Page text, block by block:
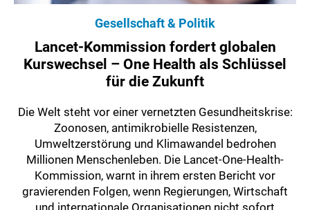
Gesellschaft & Politik
Lancet-Kommission fordert globalen
Kurswechsel – One Health als Schlüssel
für die Zukunft
Die Welt steht vor einer vernetzten Gesundheitskrise:
Zoonosen, antimikrobielle Resistenzen,
Umweltzerstörung und Klimawandel bedrohen
Millionen Menschenleben. Die Lancet-One-Health-
Kommission, warnt in ihrem ersten Bericht vor
gravierenden Folgen, wenn Regierungen, Wirtschaft